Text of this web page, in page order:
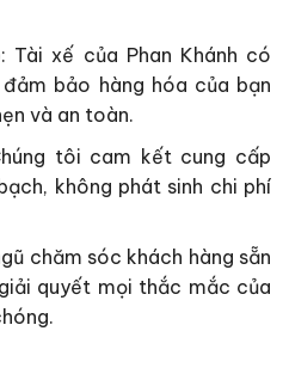
Tài xế của Phan Khánh có
bảo hàng hóa của bạn
và an toàn.
tôi cam kết cung cấp
không phát sinh chi phí
chăm sóc khách hàng sẵn
quyết mọi thắc mắc của